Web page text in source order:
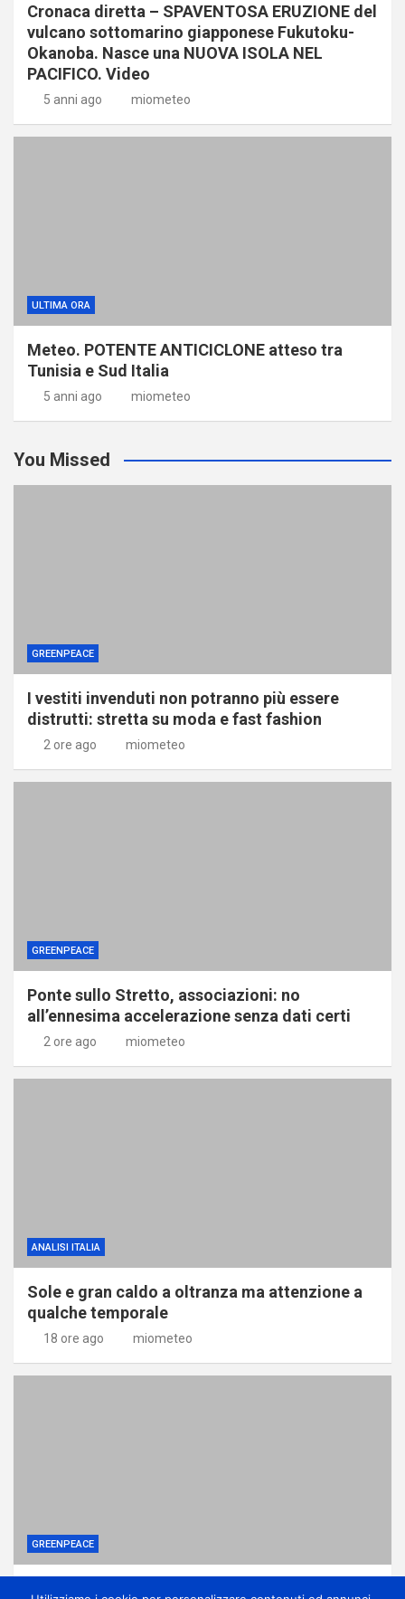
Cronaca diretta – SPAVENTOSA ERUZIONE del
vulcano sottomarino giapponese Fukutoku-
Okanoba. Nasce una NUOVA ISOLA NEL
PACIFICO. Video
5 anni ago miometeo
ULTIMA ORA
Meteo. POTENTE ANTICICLONE atteso tra
Tunisia e Sud Italia
5 anni ago miometeo
You Missed
GREENPEACE
I vestiti invenduti non potranno più essere
distrutti: stretta su moda e fast fashion
2 ore ago miometeo
GREENPEACE
Ponte sullo Stretto, associazioni: no
all’ennesima accelerazione senza dati certi
2 ore ago miometeo
ANALISI ITALIA
Sole e gran caldo a oltranza ma attenzione a
qualche temporale
18 ore ago miometeo
GREENPEACE